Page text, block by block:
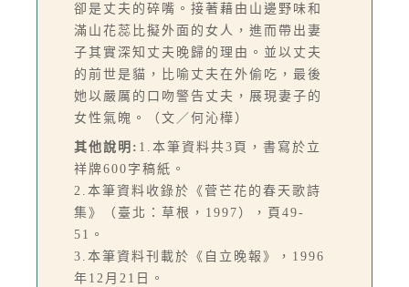
卻是丈夫的碎嘴。接著藉由山邊野味和
滿山花蕊比擬外面的女人，進而帶出妻
子其實深知丈夫晚歸的理由。並以丈夫
的前世是貓，比喻丈夫在外偷吃，最後
她以嚴厲的口吻警告丈夫，展現妻子的
女性氣魄。（文／何沁樺）
其他說明: 1.本筆資料共3頁，書寫於立
祥牌600字稿紙。
2.本筆資料收錄於《菅芒花的春天歌詩
集》（臺北：草根，1997），頁49-
51。
3.本筆資料刊載於《自立晚報》，1996
年12月21日。